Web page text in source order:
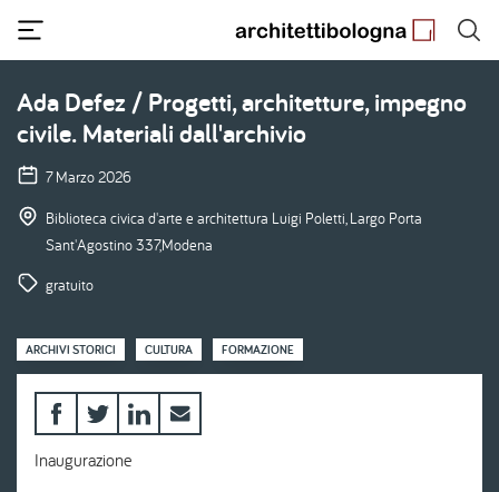
contenuto
principale
Ada Defez / Progetti, architetture, impegno
civile. Materiali dall'archivio
7 Marzo 2026
Biblioteca civica d'arte e architettura Luigi Poletti, Largo Porta
Sant'Agostino 337,Modena
gratuito
ARCHIVI STORICI CULTURA FORMAZIONE
Inaugurazione